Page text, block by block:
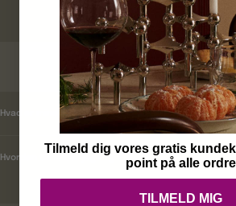
KUNDEKLUB
Hvad er mine fordele ?
Hvordan tilmelder jeg mig ?
Tilmeld dig vores gratis
point på alle ordre
TILMELD MIG